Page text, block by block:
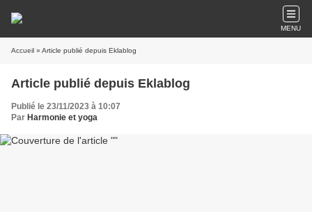
MENU
Accueil » Article publié depuis Eklablog
Article publié depuis Eklablog
Publié le 23/11/2023 à 10:07
Par Harmonie et yoga